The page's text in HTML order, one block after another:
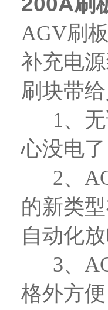
AGV刷
补充电
刷块带
1、无
心没电
2、
的新类
自动化
3、
格外方